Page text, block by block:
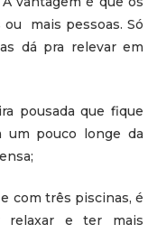
mais pessoas. Só
dá pra relevar em
pousada que fique
um pouco longe da
com três piscinas, é
relaxar e ter mais